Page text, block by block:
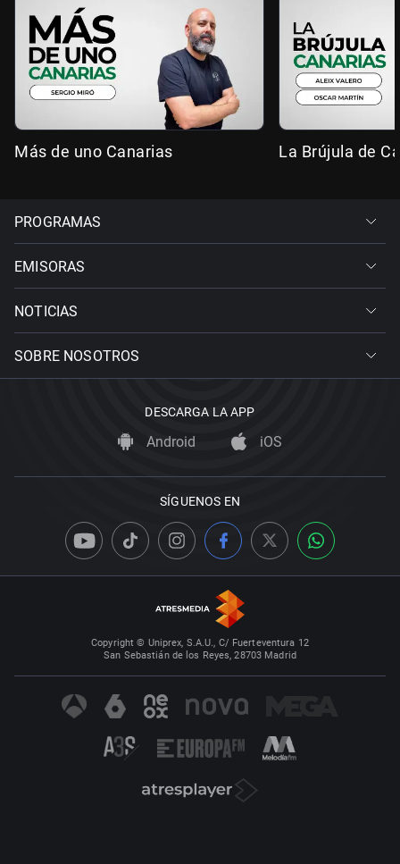
Más de uno Canarias La Brújula de
PROGRAMAS
EMISORAS
NOTICIAS
SOBRE NOSOTROS
DESCARGA LA APP
Android iOS
SÍGUENOS EN
Copyright © Uniprex, S.A.U., C/ Fuerteventura 12
San Sebastián de los Reyes, 28703 Madrid